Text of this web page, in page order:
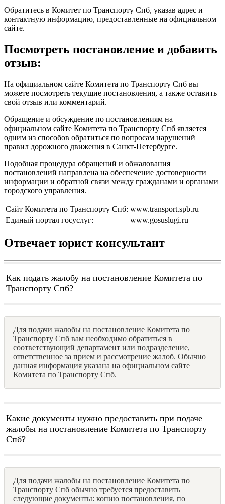
Обратитесь в Комитет по Транспорту Спб, указав адрес и
контактную информацию, предоставленные на официальном
сайте.
Посмотреть постановление и добавить
отзыв:
На официальном сайте Комитета по Транспорту Спб вы
можете посмотреть текущие постановления, а также оставить
свой отзыв или комментарий.
Обращение и обсуждение по постановлениям на
официальном сайте Комитета по Транспорту Спб является
одним из способов обратиться по вопросам нарушений
правил дорожного движения в Санкт-Петербурге.
Подобная процедура обращений и обжалования
постановлений направлена на обеспечение достоверности
информации и обратной связи между гражданами и органами
городского управления.
Сайт Комитета по Транспорту Спб: www.transport.spb.ru
Единый портал госуслуг:
www.gosuslugi.ru
Отвечает юрист консультант
Как подать жалобу на постановление Комитета по
Транспорту Спб?
Для подачи жалобы на постановление Комитета по
Транспорту Спб вам необходимо обратиться в
соответствующий департамент или подразделение,
ответственное за прием и рассмотрение жалоб. Обычно
данная информация указана на официальном сайте
Комитета по Транспорту Спб.
Какие документы нужно предоставить при подаче
жалобы на постановление Комитета по Транспорту
Спб?
Для подачи жалобы на постановление Комитета по
Транспорту Спб обычно требуется предоставить
следующие документы: копию постановления, по